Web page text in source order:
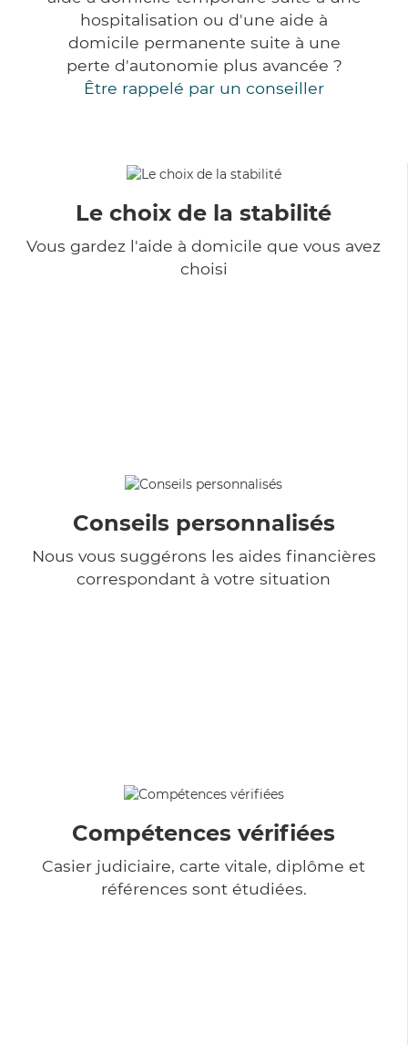
hospitalisation ou d'une aide à
domicile permanente suite à une
perte d'autonomie plus avancée ?
Être rappelé par un conseiller
Le choix de la stabilité
Vous gardez l'aide à domicile que vous avez
choisi
Conseils personnalisés
Nous vous suggérons les aides financières
correspondant à votre situation
Compétences vérifiées
Casier judiciaire, carte vitale, diplôme et
références sont étudiées.